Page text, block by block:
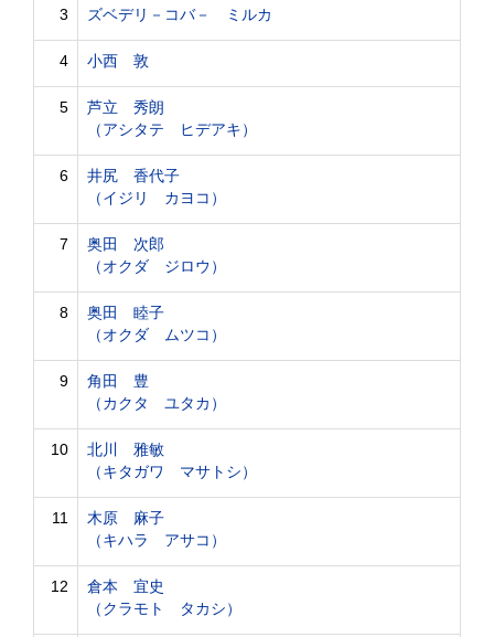
3 ズベデリ－コバ－ ミルカ
4 小西 敦
5
芦立 秀朗
（アシタテ ヒデアキ）
6
井尻 香代子
（イジリ カヨコ）
7
奥田 次郎
（オクダ ジロウ）
8
奥田 睦子
（オクダ ムツコ）
9
角田 豊
（カクタ ユタカ）
10
北川 雅敏
（キタガワ マサトシ）
11
木原 麻子
（キハラ アサコ）
12
倉本 宜史
（クラモト タカシ）